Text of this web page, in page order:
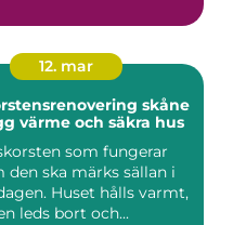
12. mar
skåne
värme och säkra hus
som fungerar
den ska märks sällan i
Huset hålls varmt,
leds bort och...